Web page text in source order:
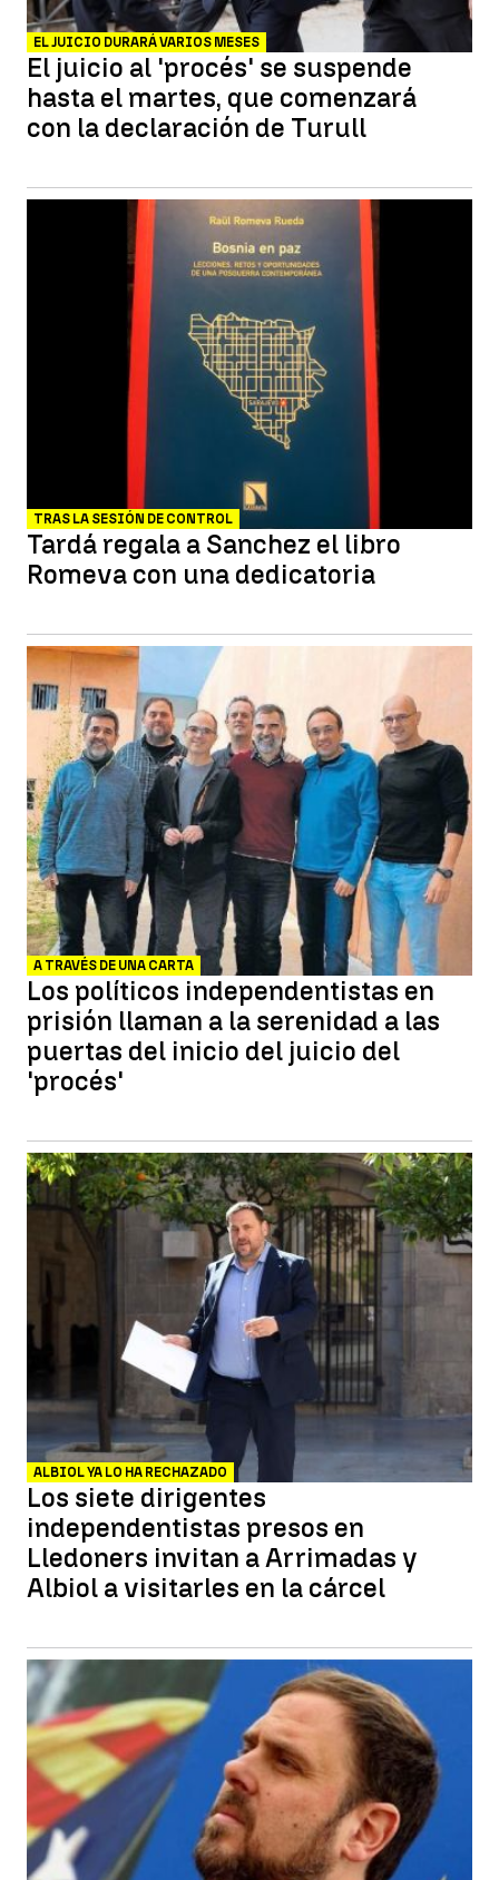
EL JUICIO DURARÁ VARIOS MESES
El juicio al 'procés' se suspende
hasta el martes, que comenzará
con la declaración de Turull
TRAS LA SESIÓN DE CONTROL
Tardá regala a Sanchez el libro
Romeva con una dedicatoria
A TRAVÉS DE UNA CARTA
Los políticos independentistas en
prisión llaman a la serenidad a las
puertas del inicio del juicio del
'procés'
ALBIOL YA LO HA RECHAZADO
Los siete dirigentes
independentistas presos en
Lledoners invitan a Arrimadas y
Albiol a visitarles en la cárcel